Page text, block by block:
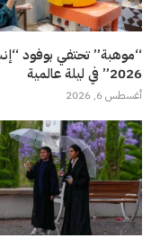
“موهبة” تحتفي بوفود
2026” في ليلة عالمية
أغسطس 6, 2026